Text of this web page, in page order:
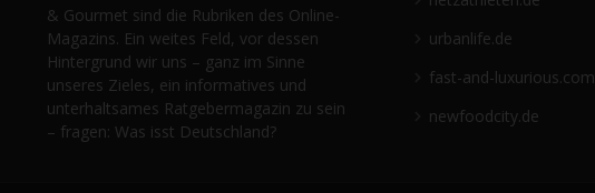
& Gourmet sind die Rubriken des Online-
Magazins. Ein weites Feld, vor dessen
Hintergrund wir uns – ganz im Sinne
unseres Zieles, ein informatives und
unterhaltsames Ratgebermagazin zu sein
– fragen: Was isst Deutschland?
urbanlife.de
fast-and-luxurious.com
newfoodcity.de